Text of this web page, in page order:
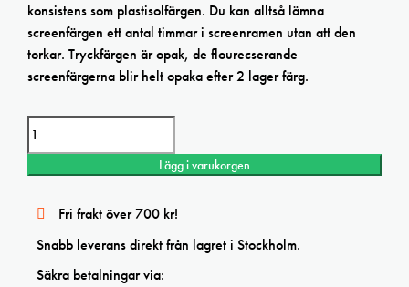
konsistens som plastisolfärgen. Du kan alltså lämna
screenfärgen ett antal timmar i screenramen utan att den
torkar. Tryckfärgen är opak, de flourecserande
screenfärgerna blir helt opaka efter 2 lager färg.
Lägg i varukorgen
Fri frakt över 700 kr!
Snabb leverans direkt från lagret i Stockholm.
Säkra betalningar via: